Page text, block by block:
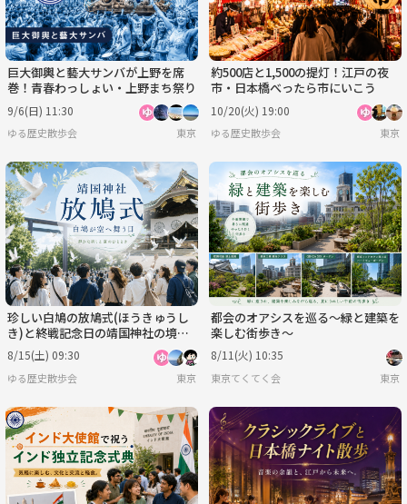
巨大御輿と藝大サンバが上野を席
巻！青春わっしょい・上野まち祭り
9/6(日) 11:30
ゆる歴史散歩会 東京
約500店と1,500の提灯！江戸の夜
市・日本橋べったら市にいこう
10/20(火) 19:00
ゆる歴史散歩会 東京
珍しい白鳩の放鳩式(ほうきゅうし
き)と終戦記念日の靖国神社の境内
散策をしよう！
8/15(土) 09:30
ゆる歴史散歩会 東京
都会のオアシスを巡る～緑と建築を
楽しむ街歩き～
8/11(火) 10:35
東京てくてく会 東京